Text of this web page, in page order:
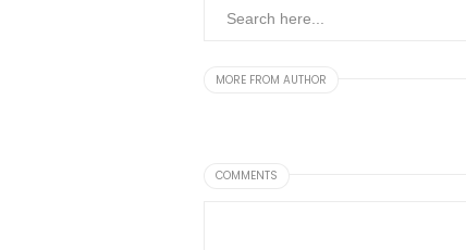
MORE FROM AUTHOR
COMMENTS